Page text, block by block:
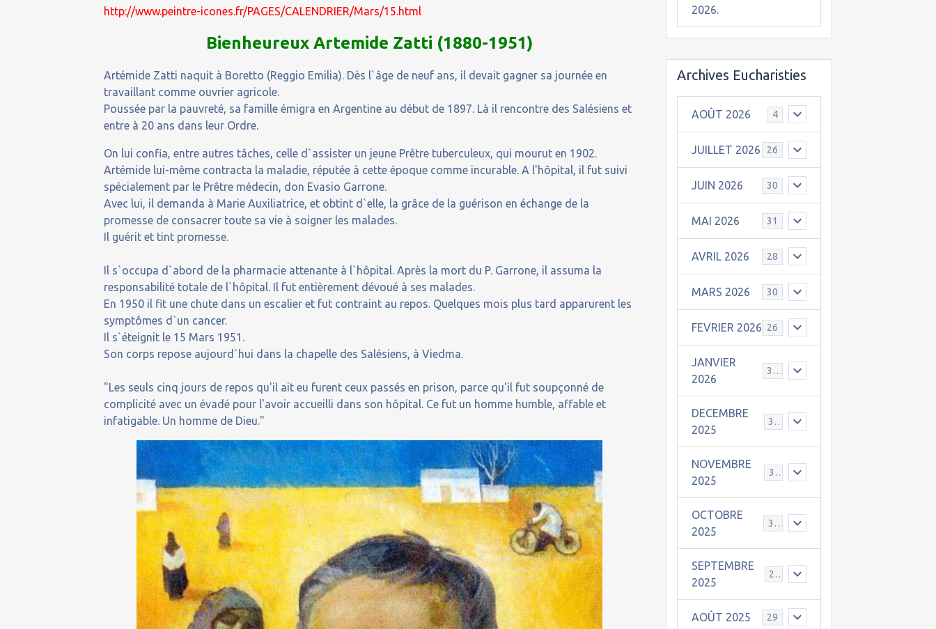
http://www.peintre-icones.fr/PAGES/CALENDRIER/Mars/15.html
Bienheureux Artemide Zatti (1880-1951)
Artémide Zatti naquit à Boretto (Reggio Emilia). Dès l`âge de neuf ans, il devait gagner sa journée en
travaillant comme ouvrier agricole.
Poussée par la pauvreté, sa famille émigra en Argentine au début de 1897. Là il rencontre des Salésiens et
entre à 20 ans dans leur Ordre.
On lui confia, entre autres tâches, celle d`assister un jeune Prêtre tuberculeux, qui mourut en 1902.
Artémide lui-même contracta la maladie, réputée à cette époque comme incurable. A l'hôpital, il fut suivi
spécialement par le Prêtre médecin, don Evasio Garrone.
Avec lui, il demanda à Marie Auxiliatrice, et obtint d`elle, la grâce de la guérison en échange de la
promesse de consacrer toute sa vie à soigner les malades.
Il guérit et tint promesse.
Il s`occupa d`abord de la pharmacie attenante à l`hôpital. Après la mort du P. Garrone, il assuma la
responsabilité totale de l`hôpital. Il fut entièrement dévoué à ses malades.
En 1950 il fit une chute dans un escalier et fut contraint au repos. Quelques mois plus tard apparurent les
symptômes d`un cancer.
Il s`éteignit le 15 Mars 1951.
Son corps repose aujourd`hui dans la chapelle des Salésiens, à Viedma.
"Les seuls cinq jours de repos qu'il ait eu furent ceux passés en prison, parce qu'il fut soupçonné de
complicité avec un évadé pour l'avoir accueilli dans son hôpital. Ce fut un homme humble, affable et
infatigable. Un homme de Dieu."
2026.
Archives Eucharisties
AOÛT 2026 4
JUILLET 2026 26
JUIN 2026 30
MAI 2026 31
AVRIL 2026 28
MARS 2026 30
FEVRIER 2026 26
JANVIER
2026
31
DECEMBRE
2025
30
NOVEMBRE
2025
30
OCTOBRE
2025
31
SEPTEMBRE
2025
25
AOÛT 2025 29